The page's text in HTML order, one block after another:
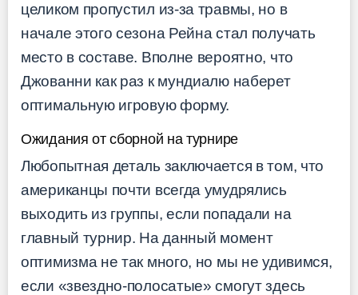
целиком пропустил из-за травмы, но в
начале этого сезона Рейна стал получать
место в составе. Вполне вероятно, что
Джованни как раз к мундиалю наберет
оптимальную игровую форму.
Ожидания от сборной на турнире
Любопытная деталь заключается в том, что
американцы почти всегда умудрялись
выходить из группы, если попадали на
главный турнир. На данный момент
оптимизма не так много, но мы не удивимся,
если «звездно-полосатые» смогут здесь